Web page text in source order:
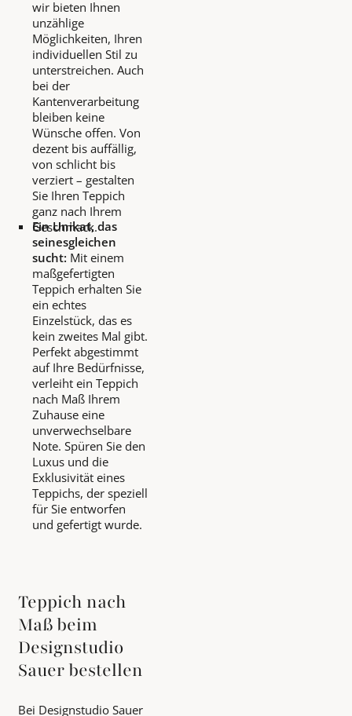
wir bieten Ihnen
unzählige
Möglichkeiten, Ihren
individuellen Stil zu
unterstreichen. Auch
bei der
Kantenverarbeitung
bleiben keine
Wünsche offen. Von
dezent bis auffällig,
von schlicht bis
verziert – gestalten
Sie Ihren Teppich
ganz nach Ihrem
Geschmack.
Ein Unikat, das
seinesgleichen
sucht: Mit einem
maßgefertigten
Teppich erhalten Sie
ein echtes
Einzelstück, das es
kein zweites Mal gibt.
Perfekt abgestimmt
auf Ihre Bedürfnisse,
verleiht ein Teppich
nach Maß Ihrem
Zuhause eine
unverwechselbare
Note. Spüren Sie den
Luxus und die
Exklusivität eines
Teppichs, der speziell
für Sie entworfen
und gefertigt wurde.
Teppich nach
Maß beim
Designstudio
Sauer bestellen
Bei Designstudio Sauer